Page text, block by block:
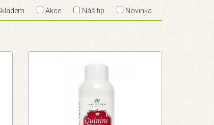
Akce Náš tip Novinka